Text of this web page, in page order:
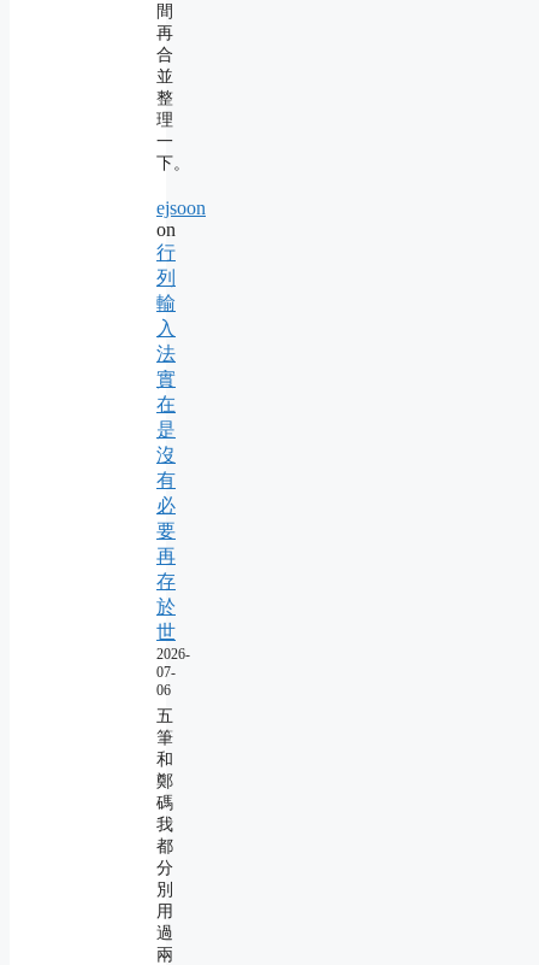
間
再
合
並
整
理
一
下。
ejsoon
on
行
列
輸
入
法
實
在
是
沒
有
必
要
再
存
於
世
2026-
07-
06
五
筆
和
鄭
碼
我
都
分
別
用
過
兩